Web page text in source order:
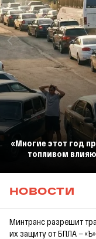
«Многие этот год
топливом
НОВОСТИ
Минтранс разрешит
их защиту от БПЛА — «Ъ»